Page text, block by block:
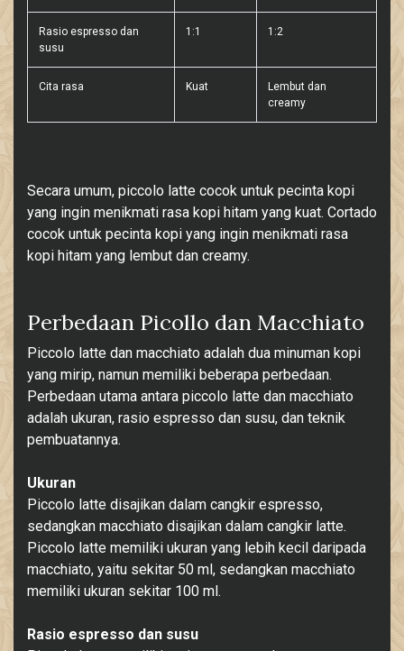
Rasio espresso dan
susu
1:1 1:2
Cita rasa Kuat
Lembut dan
creamy
Secara umum, piccolo latte cocok untuk pecinta kopi
yang ingin menikmati rasa kopi hitam yang kuat. Cortado
cocok untuk pecinta kopi yang ingin menikmati rasa
kopi hitam yang lembut dan creamy.
Perbedaan Picollo dan Macchiato
Piccolo latte dan macchiato adalah dua minuman kopi
yang mirip, namun memiliki beberapa perbedaan.
Perbedaan utama antara piccolo latte dan macchiato
adalah ukuran, rasio espresso dan susu, dan teknik
pembuatannya.
Ukuran
Piccolo latte disajikan dalam cangkir espresso,
sedangkan macchiato disajikan dalam cangkir latte.
Piccolo latte memiliki ukuran yang lebih kecil daripada
macchiato, yaitu sekitar 50 ml, sedangkan macchiato
memiliki ukuran sekitar 100 ml.
Rasio espresso dan susu